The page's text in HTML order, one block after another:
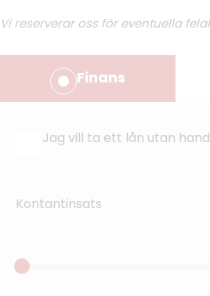
Vi reserverar oss för eventuella
Finans
Jag vill ta ett lån utan
Kontantinsats